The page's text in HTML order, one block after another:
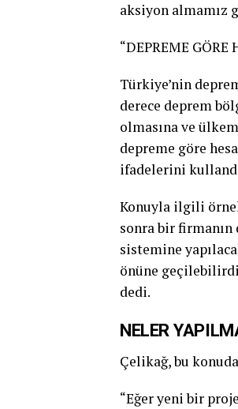
aksiyon almamız
“DEPREME
Türkiye’nin
derece deprem
olmasına ve
depreme göre
ifadelerini
Konuyla ilgili
sonra bir firmanın
sistemine
önüne
dedi.
NELER
Çelikağ, bu
“Eğer yeni bir